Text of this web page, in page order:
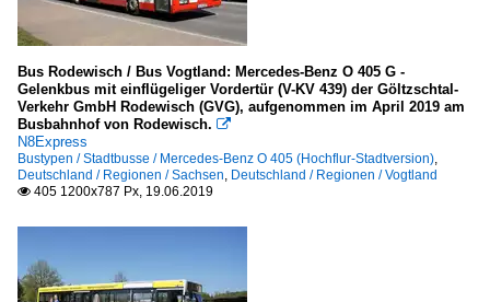
Bus Rodewisch / Bus Vogtland: Mercedes-Benz O 405 G -
Gelenkbus mit einflügeliger Vordertür (V-KV 439) der Göltzschtal-
Verkehr GmbH Rodewisch (GVG), aufgenommen im April 2019 am
Busbahnhof von Rodewisch. 
N8Express
Bustypen / Stadtbusse / Mercedes-Benz O 405 (Hochflur-Stadtversion),
Deutschland / Regionen / Sachsen, Deutschland / Regionen / Vogtland
 405 1200x787 Px, 19.06.2019